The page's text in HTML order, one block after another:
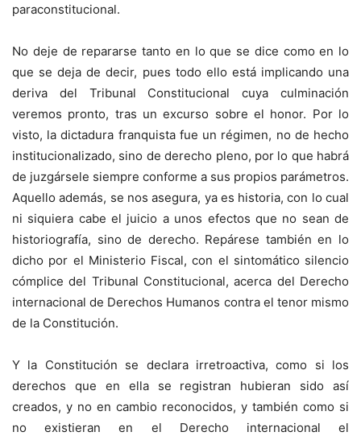
paraconstitucional.
No deje de repararse tanto en lo que se dice como en lo
que se deja de decir, pues todo ello está implicando una
deriva del Tribunal Constitucional cuya culminación
veremos pronto, tras un excurso sobre el honor. Por lo
visto, la dictadura franquista fue un régimen, no de hecho
institucionalizado, sino de derecho pleno, por lo que habrá
de juzgársele siempre conforme a sus propios parámetros.
Aquello además, se nos asegura, ya es historia, con lo cual
ni siquiera cabe el juicio a unos efectos que no sean de
historiografía, sino de derecho. Repárese también en lo
dicho por el Ministerio Fiscal, con el sintomático silencio
cómplice del Tribunal Constitucional, acerca del Derecho
internacional de Derechos Humanos contra el tenor mismo
de la Constitución.
Y la Constitución se declara irretroactiva, como si los
derechos que en ella se registran hubieran sido así
creados, y no en cambio reconocidos, y también como si
no existieran en el Derecho internacional el